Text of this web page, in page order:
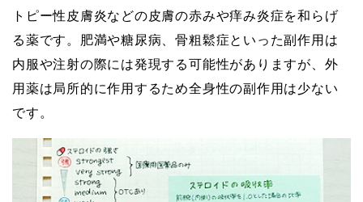
トピー性皮膚炎などの皮膚の赤みや痒み炎症を和らげ
る薬です。肥満や糖尿病、骨粗鬆症といった副作用は
内服や注射の際には発現する可能性がありますが、外
用薬は局所的に作用するため全身性の副作用は少ない
です。